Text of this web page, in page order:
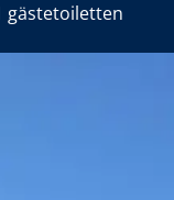
gästetoiletten